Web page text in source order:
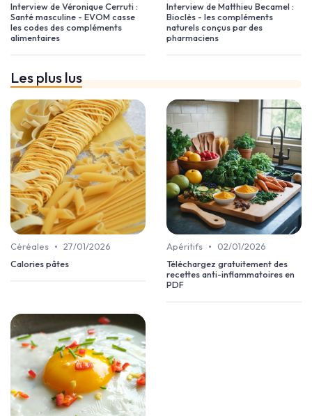
Interview de Véronique Cerruti :
Santé masculine - EVOM casse
les codes des compléments
alimentaires
Interview de Matthieu Becamel :
Bioclès - les compléments
naturels conçus par des
pharmaciens
Les plus lus
Céréales • 27/01/2026
Calories pâtes
Apéritifs •
02/01/2026
Téléchargez gratuitement des
recettes anti-inflammatoires en
PDF